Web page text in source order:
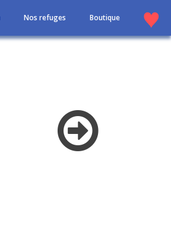
Nos refuges Boutique